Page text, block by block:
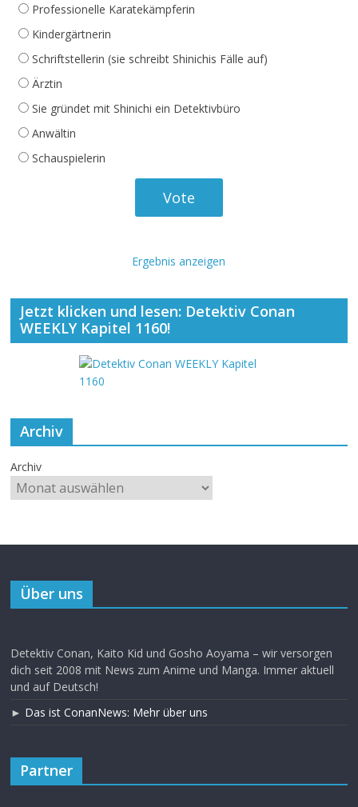
Professionelle Karatekämpferin
Kindergärtnerin
Schriftstellerin (sie schreibt Shinichis Fälle auf)
Ärztin
Sie gründet mit Shinichi ein Detektivbüro
Anwältin
Schauspielerin
Ergebnis anzeigen
Jetzt klicken und lesen: Detektiv Conan
WEEKLY Kapitel 1160!
Archiv
Archiv
Über uns
Detektiv Conan, Kaito Kid und Gosho Aoyama – wir versorgen
dich seit 2008 mit News zum Anime und Manga. Immer aktuell
und auf Deutsch!
► Das ist ConanNews: Mehr über uns
Partner